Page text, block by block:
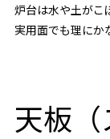
炉台は水や土がこ
実用面でも理にか
天板（